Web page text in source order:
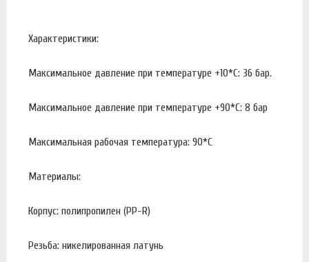
Характеристики:
Максимальное давление при температуре +10*С: 36 бар.
Максимальное давление при температуре +90*С: 8 бар
Максимальная рабочая температура: 90*С
Материалы:
Корпус: полипропилен (PP-R)
Резьба: никелированная латунь